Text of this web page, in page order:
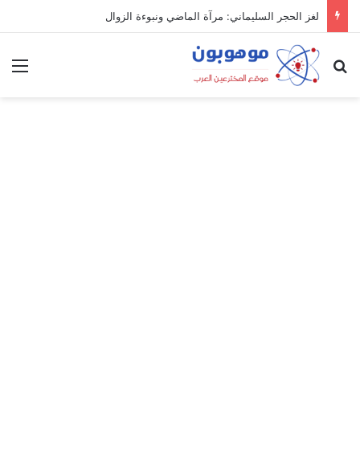
لغز الحجر السليماني: مرآة الماضي ونبوءة الزوال
بحث عن